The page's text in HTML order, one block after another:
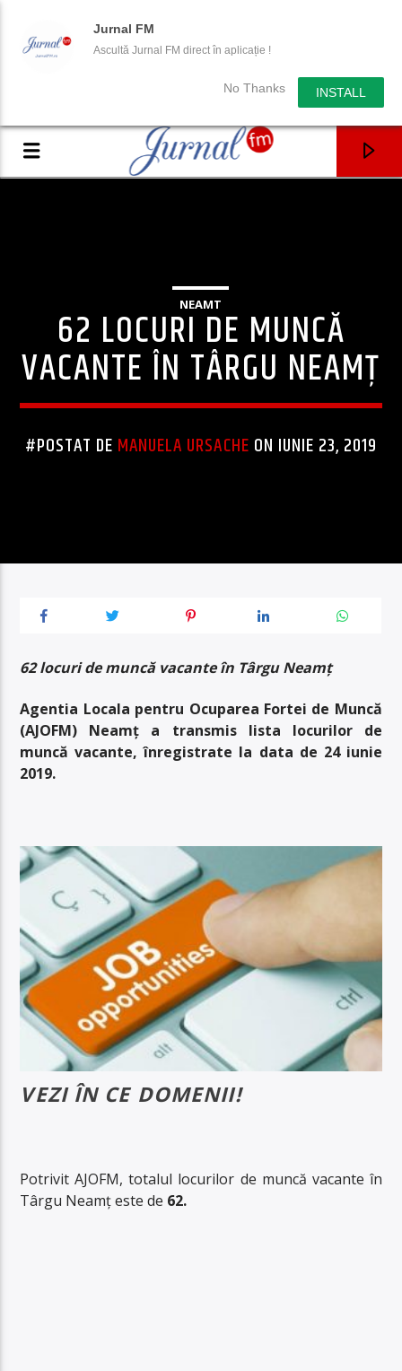
Jurnal FM
Ascultă Jurnal FM direct în aplicație !
No Thanks INSTALL
NEAMT
62 LOCURI DE MUNCĂ
VACANTE ÎN TÂRGU NEAMȚ
#POSTAT DE MANUELA URSACHE ON IUNIE 23, 2019
62 locuri de muncă vacante în Târgu Neamț
Agentia Locala pentru Ocuparea Fortei de Muncă
(AJOFM) Neamț a transmis lista locurilor de
muncă vacante, înregistrate la data de 24 iunie
2019.
VEZI ÎN CE DOMENII!
Potrivit AJOFM, totalul locurilor de muncă vacante în
Târgu Neamț este de 62.